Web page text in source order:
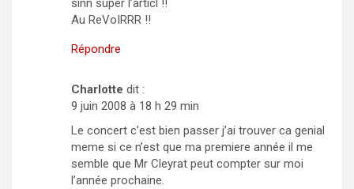
sinn super l’articl !!
Au ReVoIRRR !!
Répondre
Charlotte dit :
9 juin 2008 à 18 h 29 min
Le concert c’est bien passer j’ai trouver ca genial
meme si ce n’est que ma premiere année il me
semble que Mr Cleyrat peut compter sur moi
l’année prochaine.